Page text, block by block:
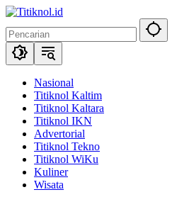
Langsung
konten
Nasional
Titiknol Kaltim
Titiknol Kaltara
Titiknol IKN
Advertorial
Titiknol Tekno
Titiknol WiKu
Kuliner
Wisata